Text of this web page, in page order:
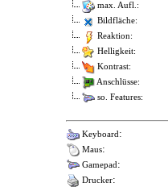
max. Aufl.:
Bildfläche:
Reaktion:
Helligkeit:
Kontrast:
Anschlüsse:
so. Features:
Keyboard:
Maus:
Gamepad:
Drucker: